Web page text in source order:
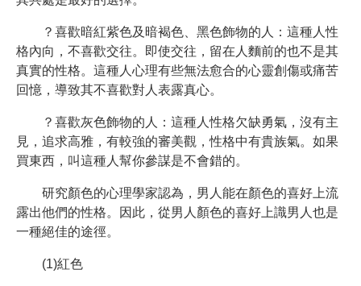
？喜歡暗紅紫色及暗褐色、黑色飾物的人：這種人性
格內向，不喜歡交往。即使交往，留在人麵前的也不是其
真實的性格。這種人心理有些無法愈合的心靈創傷或痛苦
回憶，導致其不喜歡對人表露真心。
？喜歡灰色飾物的人：這種人性格欠缺勇氣，沒有主
見，追求高雅，有較強的審美觀，性格中有貴族氣。如果
買東西，叫這種人幫你參謀是不會錯的。
研究顏色的心理學家認為，男人能在顏色的喜好上流
露出他們的性格。因此，從男人顏色的喜好上識男人也是
一種絕佳的途徑。
(1)紅色